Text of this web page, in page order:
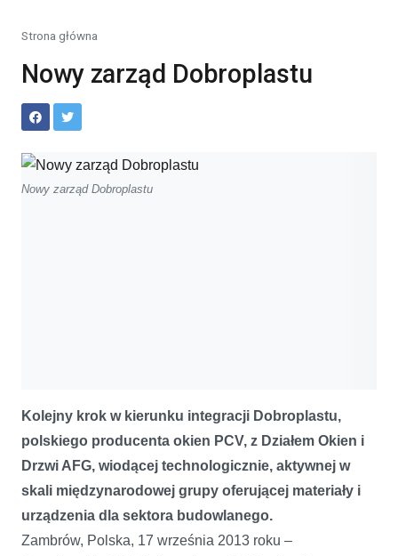
Strona główna
Nowy zarząd Dobroplastu
Nowy zarząd Dobroplastu
Kolejny krok w kierunku integracji Dobroplastu,
polskiego producenta okien PCV, z Działem Okien i
Drzwi AFG, wiodącej technologicznie, aktywnej w
skali międzynarodowej grupy oferującej materiały i
urządzenia dla sektora budowlanego.
Zambrów, Polska, 17 września 2013 roku –